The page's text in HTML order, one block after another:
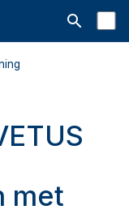
Open
met